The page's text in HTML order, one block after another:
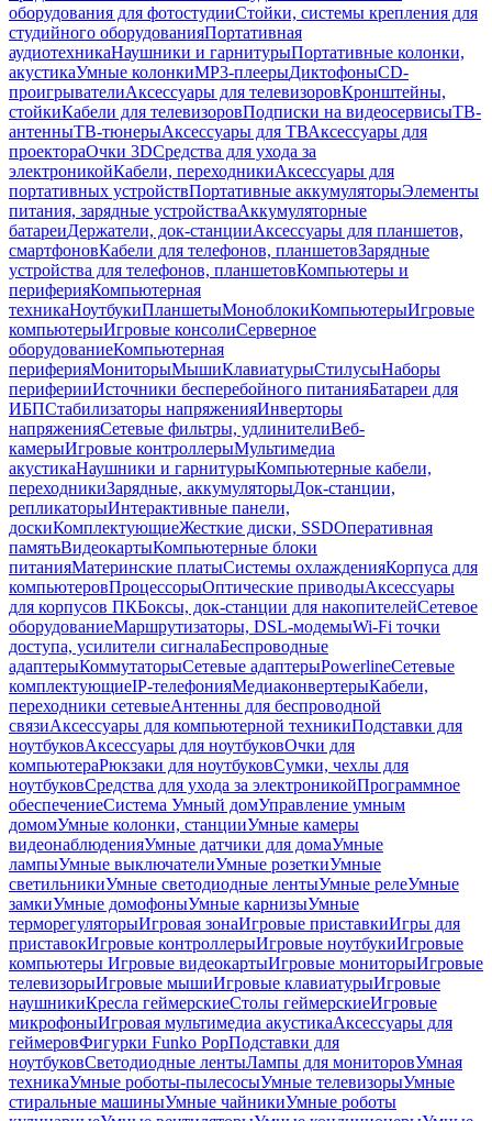
оборудования для фотостудииСтойки, системы крепления для
студийного оборудованияПортативная
аудиотехникаНаушники и гарнитурыПортативные колонки,
акустикаУмные колонкиMP3-плеерыДиктофоныCD-
проигрывателиАксессуары для телевизоровКронштейны,
стойкиКабели для телевизоровПодписки на видеосервисыТВ-
антенныТВ-тюнерыАксессуары для ТВАксессуары для
проектораОчки 3DСредства для ухода за
электроникойКабели, переходникиАксессуары для
портативных устройствПортативные аккумуляторыЭлементы
питания, зарядные устройстваАккумуляторные
батареиДержатели, док-станцииАксессуары для планшетов,
смартфоновКабели для телефонов, планшетовЗарядные
устройства для телефонов, планшетовКомпьютеры и
периферияКомпьютерная
техникаНоутбукиПланшетыМоноблокиКомпьютерыИгровые
компьютерыИгровые консолиСерверное
оборудованиеКомпьютерная
периферияМониторыМышиКлавиатурыСтилусыНаборы
периферииИсточники бесперебойного питанияБатареи для
ИБПСтабилизаторы напряженияИнверторы
напряженияСетевые фильтры, удлинителиВеб-
камерыИгровые контроллерыМультимедиа
акустикаНаушники и гарнитурыКомпьютерные кабели,
переходникиЗарядные, аккумуляторыДок-станции,
репликаторыИнтерактивные панели,
доскиКомплектующиеЖесткие диски, SSDОперативная
памятьВидеокартыКомпьютерные блоки
питанияМатеринские платыСистемы охлажденияКорпуса для
компьютеровПроцессорыОптические приводыАксессуары
для корпусов ПКБоксы, док-станции для накопителейСетевое
оборудованиеМаршрутизаторы, DSL-модемыWi-Fi точки
доступа, усилители сигналаБеспроводные
адаптерыКоммутаторыСетевые адаптерыPowerlineСетевые
комплектующиеIP-телефонияМедиаконвертерыКабели,
переходники сетевыеАнтенны для беспроводной
связиАксессуары для компьютерной техникиПодставки для
ноутбуковАксессуары для ноутбуковОчки для
компьютераРюкзаки для ноутбуковСумки, чехлы для
ноутбуковСредства для ухода за электроникойПрограммное
обеспечениеСистема Умный домУправление умным
домомУмные колонки, станцииУмные камеры
видеонаблюденияУмные датчики для домаУмные
лампыУмные выключателиУмные розеткиУмные
светильникиУмные светодиодные лентыУмные релеУмные
замкиУмные домофоныУмные карнизыУмные
терморегуляторыИгровая зонаИгровые приставкиИгры для
приставокИгровые контроллерыИгровые ноутбукиИгровые
компьютеры Игровые видеокартыИгровые мониторыИгровые
телевизорыИгровые мышиИгровые клавиатурыИгровые
наушникиКресла геймерскиеСтолы геймерскиеИгровые
микрофоныИгровая мультимедиа акустикаАксессуары для
геймеровФигурки Funko PopПодставки для
ноутбуковСветодиодные лентыЛампы для мониторовУмная
техникаУмные роботы-пылесосыУмные телевизорыУмные
стиральные машиныУмные чайникиУмные роботы